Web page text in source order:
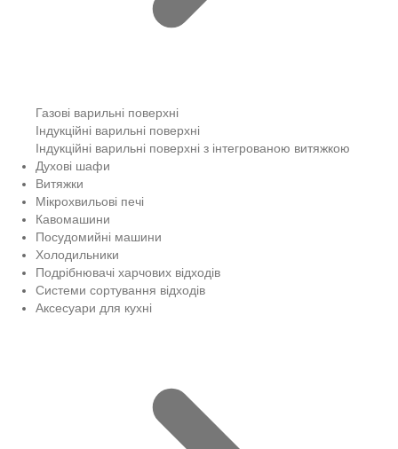
Газові варильні поверхні
Індукційні варильні поверхні
Індукційні варильні поверхні з інтегрованою витяжкою
Духові шафи
Витяжки
Мікрохвильові печі
Кавомашини
Посудомийні машини
Холодильники
Подрібнювачі харчових відходів
Системи сортування відходів
Аксесуари для кухні